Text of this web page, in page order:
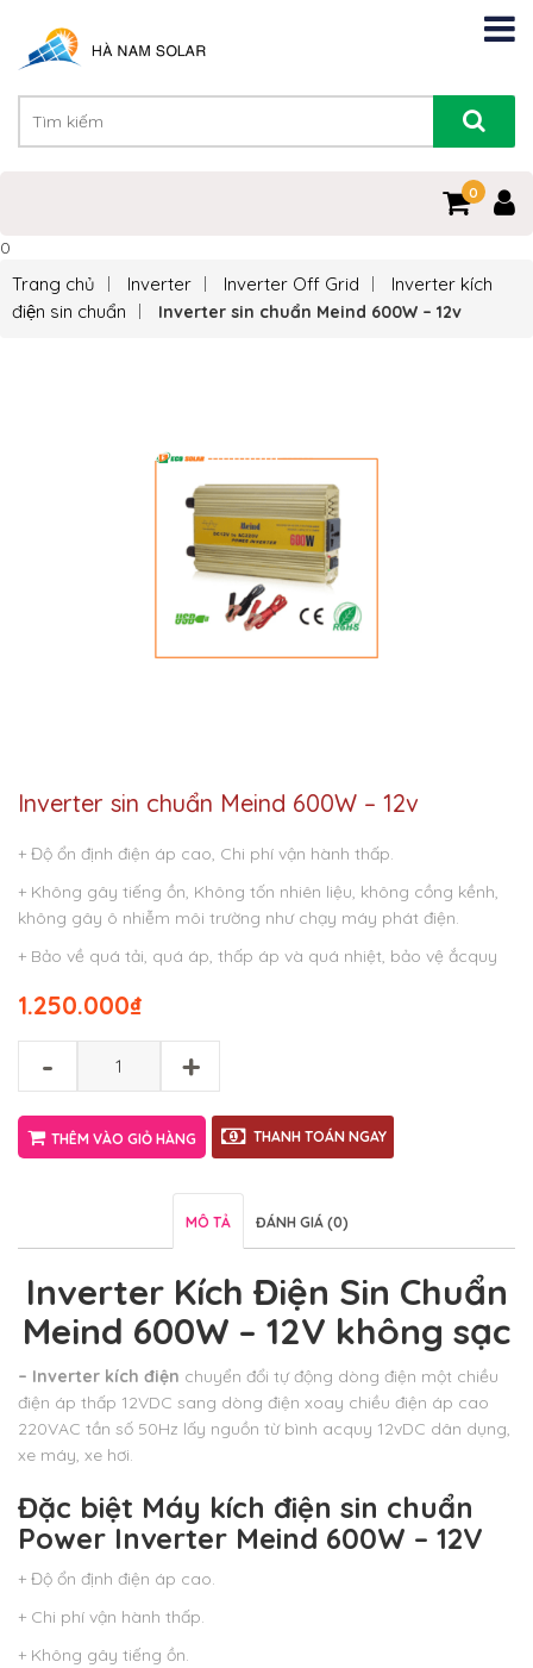
0
0
Trang chủ Inverter Inverter Off Grid
Inverter kích
điện sin chuẩn
Inverter sin chuẩn Meind 600W – 12v
Inverter sin chuẩn Meind 600W – 12v
+ Độ ổn định điện áp cao, Chi phí vận hành thấp.
+ Không gây tiếng ồn, Không tốn nhiên liệu, không cồng kềnh,
không gây ô nhiễm môi trường như chạy máy phát điện.
+ Bảo về quá tải, quá áp, thấp áp và quá nhiệt, bảo vệ ắcquy
₫
1.250.000
- +
THÊM VÀO GIỎ HÀNG THANH TOÁN NGAY
MÔ TẢ ĐÁNH GIÁ (0)
Inverter Kích Điện Sin Chuẩn
Meind 600W – 12V không sạc
– Inverter kích điện chuyển đổi tự động dòng điện một chiều
điện áp thấp 12VDC sang dòng điện xoay chiều điện áp cao
220VAC tần số 50Hz lấy nguồn từ bình acquy 12vDC dân dụng,
xe máy, xe hơi.
Đặc biệt Máy kích điện sin chuẩn
Power Inverter Meind 600W – 12V
+ Độ ổn định điện áp cao.
+ Chi phí vận hành thấp.
+ Không gây tiếng ồn.